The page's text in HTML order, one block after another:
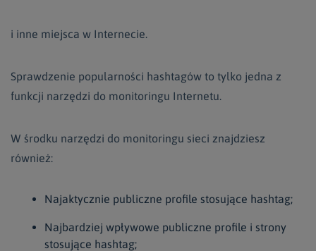
i inne miejsca w Internecie.
Sprawdzenie popularności hashtagów to tylko jedna z
funkcji narzędzi do monitoringu Internetu.
W środku narzędzi do monitoringu sieci znajdziesz
również:
Najaktycznie publiczne profile stosujące hashtag;
Najbardziej wpływowe publiczne profile i strony
stosujące hashtag;